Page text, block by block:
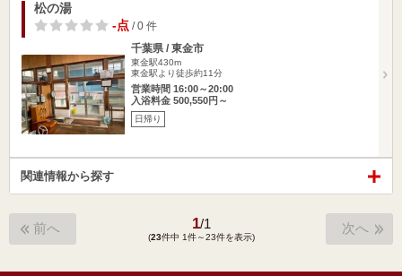
松の湯
-点 / 0 件
千葉県 / 東金市
東金駅430m
東金駅より徒歩約11分
営業時間 16:00～20:00
入浴料金 500,550円～
日帰り
関連情報から探す
前へ 1/1
(23件中 1件～23件を表示)
次へ